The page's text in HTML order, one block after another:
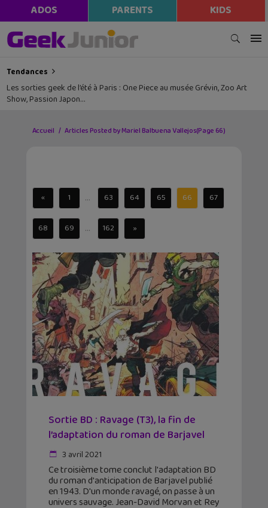
ADOS PARENTS KIDS
Tendances
Les sorties geek de l’été à Paris : One Piece au musée Grévin, Zoo Art
Show, Passion Japon…
Accueil Articles Posted by Mariel Balbuena Vallejos(Page 66)
« 1 ... 63 64 65 66 67
68 69 ... 162 »
Sortie BD : Ravage (T3), la fin de
l’adaptation du roman de Barjavel
3 avril 2021
Ce troisième tome conclut l'adaptation BD
du roman d'anticipation de Barjavel publié
en 1943. D'un monde ravagé, on passe à un
univers sauvage. Jean-David Morvan et Rey